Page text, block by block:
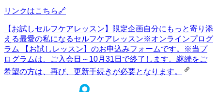
リンクはこちら🔗
【お試しセルフケアレッスン】限定企画自分にもっと寄り添
える最愛の私になるセルフケアレッスン※オンラインプログ
ラム 【お試しレッスン】のお申込みフォームです。※当プ
ログラムは、ご入会日～10月31日で終了します。継続をご
希望の方は、再び、更新手続きが必要となります。